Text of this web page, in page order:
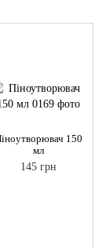
150
мл
145 грн